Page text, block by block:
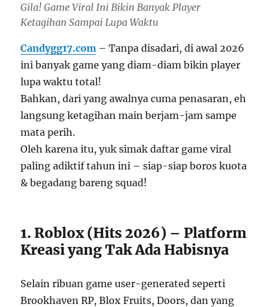
Gila! Game Viral Ini Bikin Banyak Player
Ketagihan Sampai Lupa Waktu
Candygg17.com – Tanpa disadari, di awal 2026
ini banyak game yang diam-diam bikin player
lupa waktu total!
Bahkan, dari yang awalnya cuma penasaran, eh
langsung ketagihan main berjam-jam sampe
mata perih.
Oleh karena itu, yuk simak daftar game viral
paling adiktif tahun ini – siap-siap boros kuota
& begadang bareng squad!
1. Roblox (Hits 2026) – Platform
Kreasi yang Tak Ada Habisnya
Selain ribuan game user-generated seperti
Brookhaven RP, Blox Fruits, Doors, dan yang